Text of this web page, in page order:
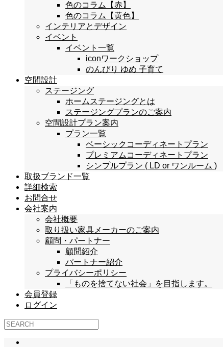
色のコラム【赤】
色のコラム【黄色】
インテリアとデザイン
イベント
イベント一覧
iconワークショップ
のんびり ゆめ 子育て
空間設計
ステージング
ホームステージングとは
ステージングプランのご案内
空間設計プラン案内
プラン一覧
ベーシックコーディネートプラン
プレミアムコーディネートプラン
シンプルプラン ( LD or ワンルーム )
取扱ブランド一覧
詳細検索
お問合せ
会社案内
会社概要
取り扱い家具メーカーのご案内
顧問・パートナー
顧問紹介
パートナー紹介
プライバシーポリシー
「ものを捨てない社会」を目指します。
会員登録
ログイン